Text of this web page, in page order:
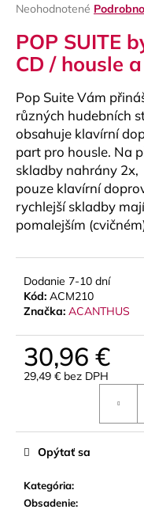
Priemerné
produktu
je
0,0
5
hviezdičiek.
Neohodnotené
POP SUITE
CD / housle
Pop Suite Vám
různých hudebních
obsahuje klavírní
part pro housle. Na
skladby nahrány
pouze klavírní
rychlejší skladby
pomalejším
Dodanie 7-10 dní
Kód: ACM210
Značka: ACANTHUS
30,96 €
29,49 € bez DPH
Kategória:
Obsadenie:
Opýtať sa
ť
O
d
p
o
ú
a
m
e
LUPIFARO
ALT
SAXOFÓN